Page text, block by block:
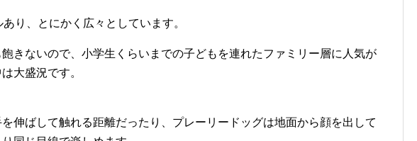
り、とにかく広々としています。
飽きないので、小学生くらいまでの子どもを連れたファミリー層に人気が
大盛況です。
伸ばして触れる距離だったり、プレーリードッグは地面から顔を出して